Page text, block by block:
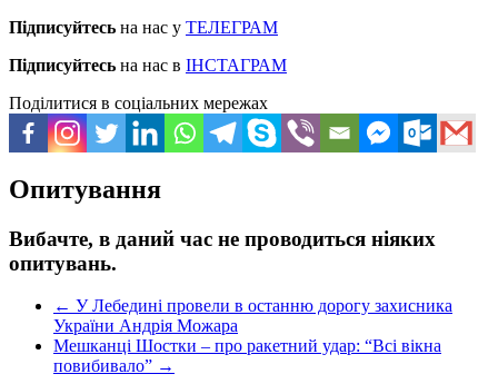
Підписуйтесь на нас у ТЕЛЕГРАМ
Підписуйтесь на нас в ІНСТАГРАМ
Поділитися в соціальних мережах
Опитування
Вибачте, в даний час не проводиться ніяких
опитувань.
← У Лебедині провели в останню дорогу захисника
України Андрія Можара
Мешканці Шостки – про ракетний удар: “Всі вікна
повибивало” →